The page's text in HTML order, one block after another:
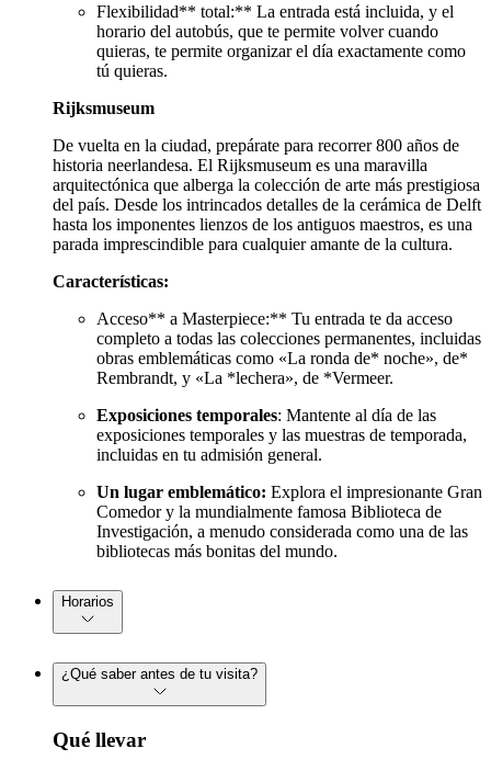
Flexibilidad** total:** La entrada está incluida, y el
horario del autobús, que te permite volver cuando
quieras, te permite organizar el día exactamente como
tú quieras.
Rijksmuseum
De vuelta en la ciudad, prepárate para recorrer 800 años de
historia neerlandesa. El Rijksmuseum es una maravilla
arquitectónica que alberga la colección de arte más prestigiosa
del país. Desde los intrincados detalles de la cerámica de Delft
hasta los imponentes lienzos de los antiguos maestros, es una
parada imprescindible para cualquier amante de la cultura.
Características:
Acceso** a Masterpiece:** Tu entrada te da acceso
completo a todas las colecciones permanentes, incluidas
obras emblemáticas como «La ronda de* noche», de*
Rembrandt, y «La *lechera», de *Vermeer.
Exposiciones temporales: Mantente al día de las
exposiciones temporales y las muestras de temporada,
incluidas en tu admisión general.
Un lugar emblemático: Explora el impresionante Gran
Comedor y la mundialmente famosa Biblioteca de
Investigación, a menudo considerada como una de las
bibliotecas más bonitas del mundo.
Horarios
¿Qué saber antes de tu visita?
Qué llevar